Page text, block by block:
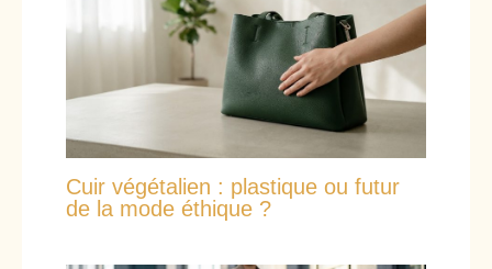
Cuir végétalien : plastique ou futur
de la mode éthique ?